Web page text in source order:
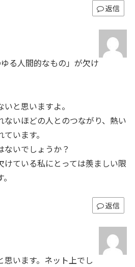
返信
る人間的なもの」が欠け
と思いますよ。
いほどの人とのつながり、熱い
います。
ないでしょうか？
けている私にとっては羨ましい限
返信
思います。ネット上でし